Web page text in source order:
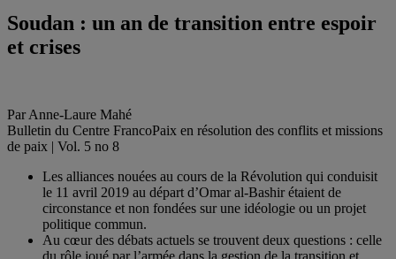
Soudan : un an de transition entre espoir
et crises
Par Anne-Laure Mahé
Bulletin du Centre FrancoPaix en résolution des conflits et missions
de paix | Vol. 5 no 8
Les alliances nouées au cours de la Révolution qui conduisit
le 11 avril 2019 au départ d’Omar al-Bashir étaient de
circonstance et non fondées sur une idéologie ou un projet
politique commun.
Au cœur des débats actuels se trouvent deux questions : celle
du rôle joué par l’armée dans la gestion de la transition et